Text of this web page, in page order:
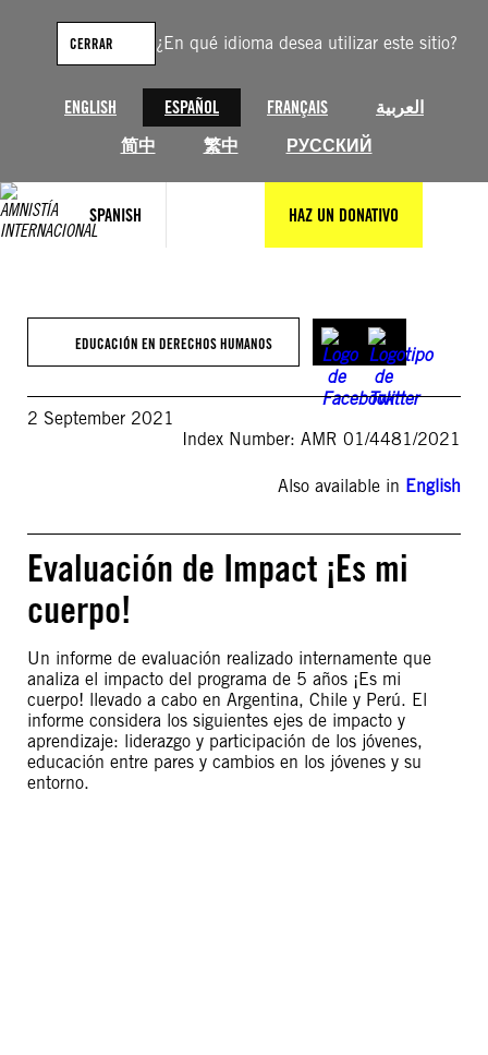
¿En qué idioma desea utilizar este sitio?
ENGLISH ESPAÑOL FRANÇAIS
العربية
简中
繁中 РУССКИЙ
CERRAR
SPANISH HAZ UN DONATIVO
contenido
EDUCACIÓN EN DERECHOS HUMANOS
2 September 2021
Index Number: AMR 01/4481/2021
Also available in English
Evaluación de Impact ¡Es mi
cuerpo!
Un informe de evaluación realizado internamente que
analiza el impacto del programa de 5 años ¡Es mi
cuerpo! llevado a cabo en Argentina, Chile y Perú. El
informe considera los siguientes ejes de impacto y
aprendizaje: liderazgo y participación de los jóvenes,
educación entre pares y cambios en los jóvenes y su
entorno.